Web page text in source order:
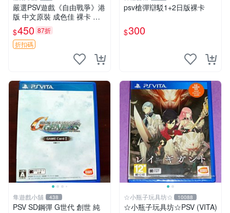
嚴選PSV遊戲《自由戰爭》港
版 中文原裝 成色佳 裸卡 自
由戰爭 PSV 港版 中文
$450 87折
折扣碼
psv槍彈辯駁1+2日版裸卡
$300
隼遊戲小舖 438
PSV SD鋼彈 G世代 創世 純
☆小瓶子玩具坊☆ 10088
☆小瓶子玩具坊☆PSV (VITA)